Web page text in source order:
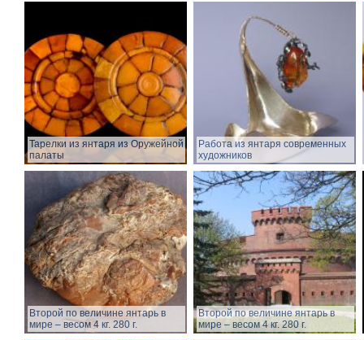
Тарелки из янтаря из Оружейной
палаты
Работа из янтаря современных
художников
Второй по величине янтарь в
мире – весом 4 кг. 280 г.
Второй по величине янтарь в
мире – весом 4 кг. 280 г.